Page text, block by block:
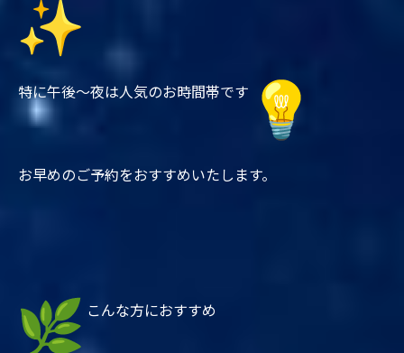
特に午後〜夜は人気のお時間帯です
お早めのご予約をおすすめいたします。
こんな方におすすめ